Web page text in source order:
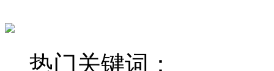
热门关键词：